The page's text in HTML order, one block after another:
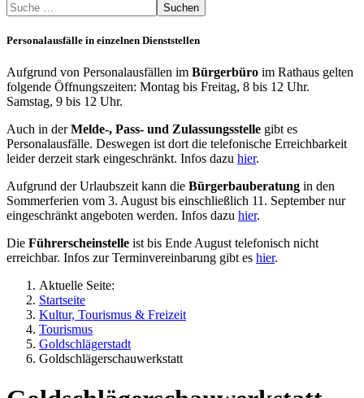
Suchen
Personalausfälle in einzelnen Dienststellen
Aufgrund von Personalausfällen im Bürgerbüro im Rathaus gelten
folgende Öffnungszeiten: Montag bis Freitag, 8 bis 12 Uhr.
Samstag, 9 bis 12 Uhr.
Auch in derMelde-, Pass- und Zulassungsstelle gibt es
Personalausfälle. Deswegen ist dort die telefonische Erreichbarkeit
leider derzeit stark eingeschränkt. Infos dazu hier.
Aufgrund der Urlaubszeit kann die Bürgerbauberatung in den
Sommerferien vom 3. August bis einschließlich 11. September nur
eingeschränkt angeboten werden. Infos dazu hier.
Die Führerscheinstelle ist bis Ende August telefonisch nicht
erreichbar. Infos zur Terminvereinbarung gibt es hier.
Aktuelle Seite:
Startseite
Kultur, Tourismus & Freizeit
Tourismus
Goldschlägerstadt
Goldschlägerschauwerkstatt